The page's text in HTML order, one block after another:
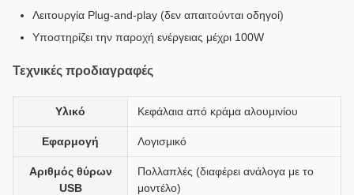
Λειτουργία Plug-and-play (δεν απαιτούνται οδηγοί)
Υποστηρίζει την παροχή ενέργειας μέχρι 100W
Τεχνικές προδιαγραφές
Υλικό Κεφάλαια από κράμα αλουμινίου
Εφαρμογή Λογισμικό
Αριθμός θύρων
USB
Πολλαπλές (διαφέρει ανάλογα με το
μοντέλο)